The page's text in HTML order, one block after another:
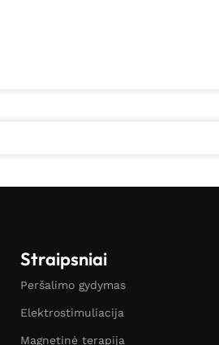
Straipsniai
Peršalimo gydymas
Elektrostimuliacija
Magnetinė terapija